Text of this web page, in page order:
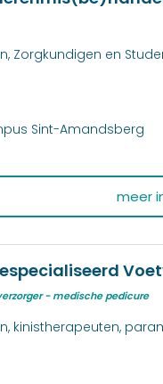
Zorgkundigen en
Sint-Amandsberg
meer
- medische pedicure
kinistherapeuten,